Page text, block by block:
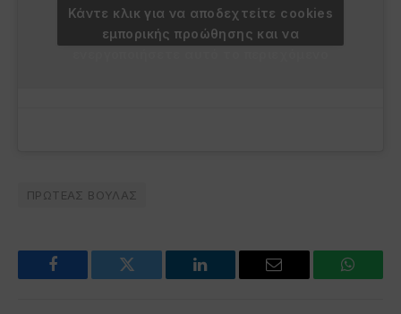
Κάντε κλικ για να αποδεχτείτε cookies
εμπορικής προώθησης και να
ΠΡΩΤΕΑΣ ΒΟΥΛΑΣ
Facebook Twitter LinkedIn Email